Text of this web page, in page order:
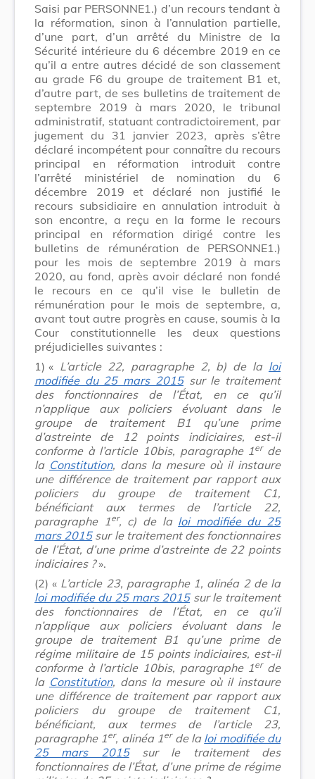
Saisi par PERSONNE1.) d’un recours tendant à
la réformation, sinon à l’annulation partielle,
d’une part, d’un arrêté du Ministre de la
Sécurité intérieure du 6 décembre 2019 en ce
qu’il a entre autres décidé de son classement
au grade F6 du groupe de traitement B1 et,
d’autre part, de ses bulletins de traitement de
septembre 2019 à mars 2020, le tribunal
administratif, statuant contradictoirement, par
jugement du 31 janvier 2023, après s’être
déclaré incompétent pour connaître du recours
principal en réformation introduit contre
l’arrêté ministériel de nomination du 6
décembre 2019 et déclaré non justifié le
recours subsidiaire en annulation introduit à
son encontre, a reçu en la forme le recours
principal en réformation dirigé contre les
bulletins de rémunération de PERSONNE1.)
pour les mois de septembre 2019 à mars
2020, au fond, après avoir déclaré non fondé
le recours en ce qu’il vise le bulletin de
rémunération pour le mois de septembre, a,
avant tout autre progrès en cause, soumis à la
Cour constitutionnelle les deux questions
préjudicielles suivantes :
1) « L’article 22, paragraphe 2, b) de la loi
modifiée du 25 mars 2015sur le traitement
des fonctionnaires de l’État, en ce qu’il
n’applique aux policiers évoluant dans le
groupe de traitement B1 qu’une prime
d’astreinte de 12 points indiciaires, est-il
conforme à l’article 10bis, paragraphe 1erde
la Constitution, dans la mesure où il instaure
une différence de traitement par rapport aux
policiers du groupe de traitement C1,
bénéficiant aux termes de l’article 22,
paragraphe 1er, c) de la loi modifiée du 25
mars 2015sur le traitement des fonctionnaires
de l’État, d’une prime d’astreinte de 22 points
indiciaires ?».
(2) « L’article 23, paragraphe 1, alinéa 2 de la
loi modifiée du 25 mars 2015sur le traitement
des fonctionnaires de l’État, en ce qu’il
n’applique aux policiers évoluant dans le
groupe de traitement B1 qu’une prime de
régime militaire de 15 points indiciaires, est-il
conforme à l’article 10bis, paragraphe 1erde
la Constitution, dans la mesure où il instaure
une différence de traitement par rapport aux
policiers du groupe de traitement C1,
bénéficiant, aux termes de l’article 23,
paragraphe 1er, alinéa 1erde la loi modifiée du
25 mars 2015sur le traitement des
fonctionnaires de l’État, d’une prime de régime